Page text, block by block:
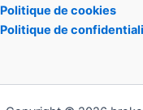
Politique de cookies
Politique de